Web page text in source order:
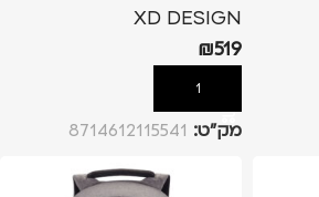
XD DESIGN
₪519
הוספה לסל
מק”ט: 8714612115541